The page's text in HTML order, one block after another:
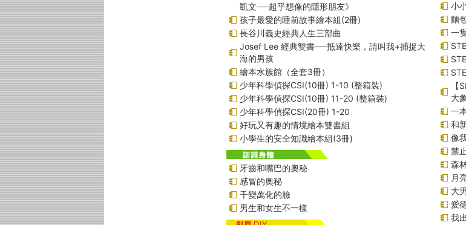
凱文──超乎想像的隱形朋友》
孩子最愛的睡前故事繪本組(2冊)
長谷川義史經典人生三部曲
Josef Lee 經典雙書──抵達快樂，請叫我+捕捉大
海的男孩
繪本水族館（全套3冊）
少年科學偵探CSI(10冊) 1-10 (整箱裝)
少年科學偵探CSI(10冊) 11-20 (整箱裝)
少年科學偵探CSI(20冊) 1-20
好玩又有趣的情境繪本雙書組
小學生的安全知識繪本組(3冊)
牙齒和嘴巴的奧秘
感冒的奧秘
千變萬化的臉
男生和女生不一樣
小
麵
一
【
大象
一
和
像
禁
森
月
大
愛
我